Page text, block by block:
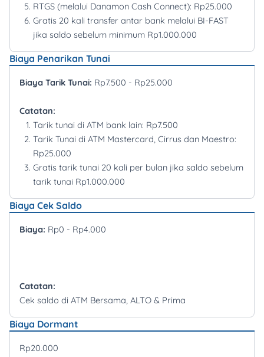
RTGS (melalui Danamon Cash Connect): Rp25.000
Gratis 20 kali transfer antar bank melalui BI-FAST
jika saldo sebelum minimum Rp1.000.000
Biaya Penarikan Tunai
Biaya Tarik Tunai: Rp7.500 - Rp25.000
Catatan:
Tarik tunai di ATM bank lain: Rp7.500
Tarik Tunai di ATM Mastercard, Cirrus dan Maestro:
Rp25.000
Gratis tarik tunai 20 kali per bulan jika saldo sebelum
tarik tunai Rp1.000.000
Biaya Cek Saldo
Biaya: Rp0 - Rp4.000
Catatan:
Cek saldo di ATM Bersama, ALTO & Prima
Biaya Dormant
Rp20.000